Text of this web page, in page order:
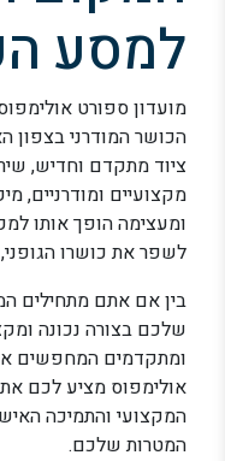
למסע
מועדון ספורט
הכושר המודרני בצפון
ציוד מתקדם וחדיש,
מקצועיים ומודרניים,
ומעצימה הופך אותו
לשפר את כושרו הגופני,
בין אם אתם מתחילים
שלכם בצורה נכונה
ומתקדמים המחפשים
אולימפוס מציע לכם
המקצועי והתמיכה
המטרות שלכם.